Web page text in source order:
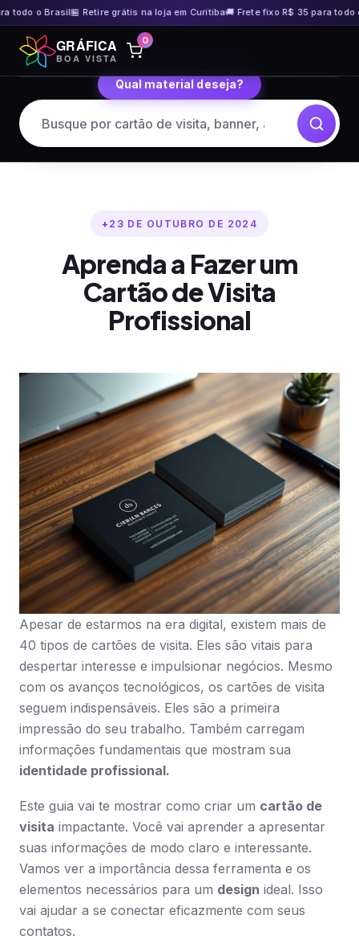
o Brasil🏪 Retire grátis na loja em Curitiba🚚 Frete fixo R$ 35 para todo o
Pular
para
o
GRÁFICA
BOA VISTA
0
Qual material deseja?
23 DE OUTUBRO DE 2024
Aprenda a Fazer um
Cartão de Visita
Profissional
Apesar de estarmos na era digital, existem mais de
40 tipos de cartões de visita. Eles são vitais para
despertar interesse e impulsionar negócios. Mesmo
com os avanços tecnológicos, os cartões de visita
seguem indispensáveis. Eles são a primeira
impressão do seu trabalho. Também carregam
informações fundamentais que mostram sua
identidade profissional.
Este guia vai te mostrar como criar um cartão de
visita impactante. Você vai aprender a apresentar
suas informações de modo claro e interessante.
Vamos ver a importância dessa ferramenta e os
elementos necessários para um design ideal. Isso
vai ajudar a se conectar eficazmente com seus
contatos.